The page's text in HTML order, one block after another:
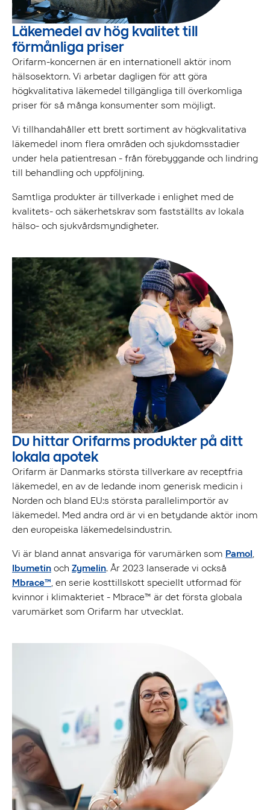
Läkemedel av hög kvalitet till
förmånliga priser
Orifarm-koncernen är en internationell aktör inom
hälsosektorn. Vi arbetar dagligen för att göra
högkvalitativa läkemedel tillgängliga till överkomliga
priser för så många konsumenter som möjligt.
Vi tillhandahåller ett brett sortiment av högkvalitativa
läkemedel inom flera områden och sjukdomsstadier
under hela patientresan - från förebyggande och lindring
till behandling och uppföljning.
Samtliga produkter är tillverkade i enlighet med de
kvalitets- och säkerhetskrav som fastställts av lokala
hälso- och sjukvårdsmyndigheter.
Du hittar Orifarms produkter på ditt
lokala apotek
Orifarm är Danmarks största tillverkare av receptfria
läkemedel, en av de ledande inom generisk medicin i
Norden och bland EU:s största parallelimportör av
läkemedel. Med andra ord är vi en betydande aktör inom
den europeiska läkemedelsindustrin.
Vi är bland annat ansvariga för varumärken som Pamol
Ibumetin och Zymelin. År 2023 lanserade vi också
Mbrace™ , en serie kosttillskott speciellt utformad för
kvinnor i klimakteriet - Mbrace™ är det första globala
varumärket som Orifarm har utvecklat.